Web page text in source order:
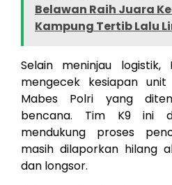
Belawan Raih Juara
Kampung Tertib Lalu
Selain meninjau logistik,
mengecek kesiapan
Mabes Polri yang
bencana. Tim K9 ini
mendukung proses
masih dilaporkan hilang
dan longsor.